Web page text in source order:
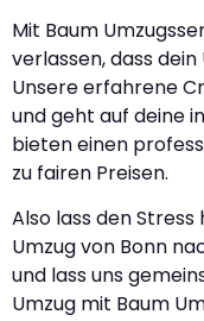
Mit Baum
verlassen, dass
Unsere erfahrene
und geht auf deine
bieten einen
zu fairen Preisen.
Also lass den
Umzug von Bonn
und lass uns
Umzug mit Baum